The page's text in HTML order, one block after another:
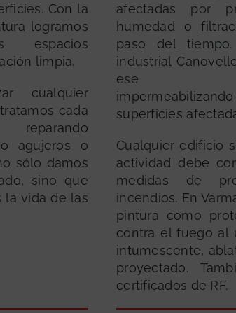
Con la
logramos
espacios
limpia.
cualquier
cada
agujeros o
sólo damos
sino que
la vida de las
afectadas por
humedad o
paso del
industrial
ese
superficies
Cualquier edificio
actividad debe
medidas de
incendios. En
pintura como
contra el fuego al
intumescente,
proyectado.
certificados de RF.